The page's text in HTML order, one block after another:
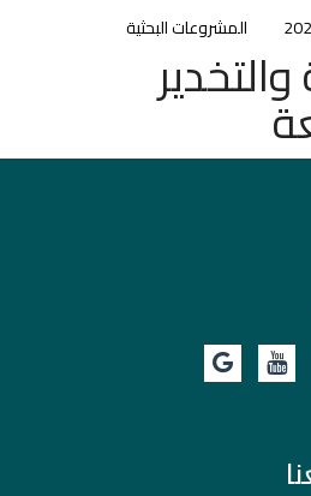
المشروعات البحثية